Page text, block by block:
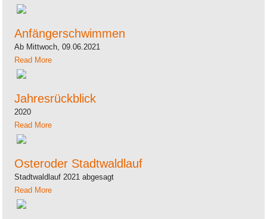
Anfängerschwimmen
Ab Mittwoch, 09.06.2021
Read More
Jahresrückblick
2020
Read More
Osteroder Stadtwaldlauf
Stadtwaldlauf 2021 abgesagt
Read More